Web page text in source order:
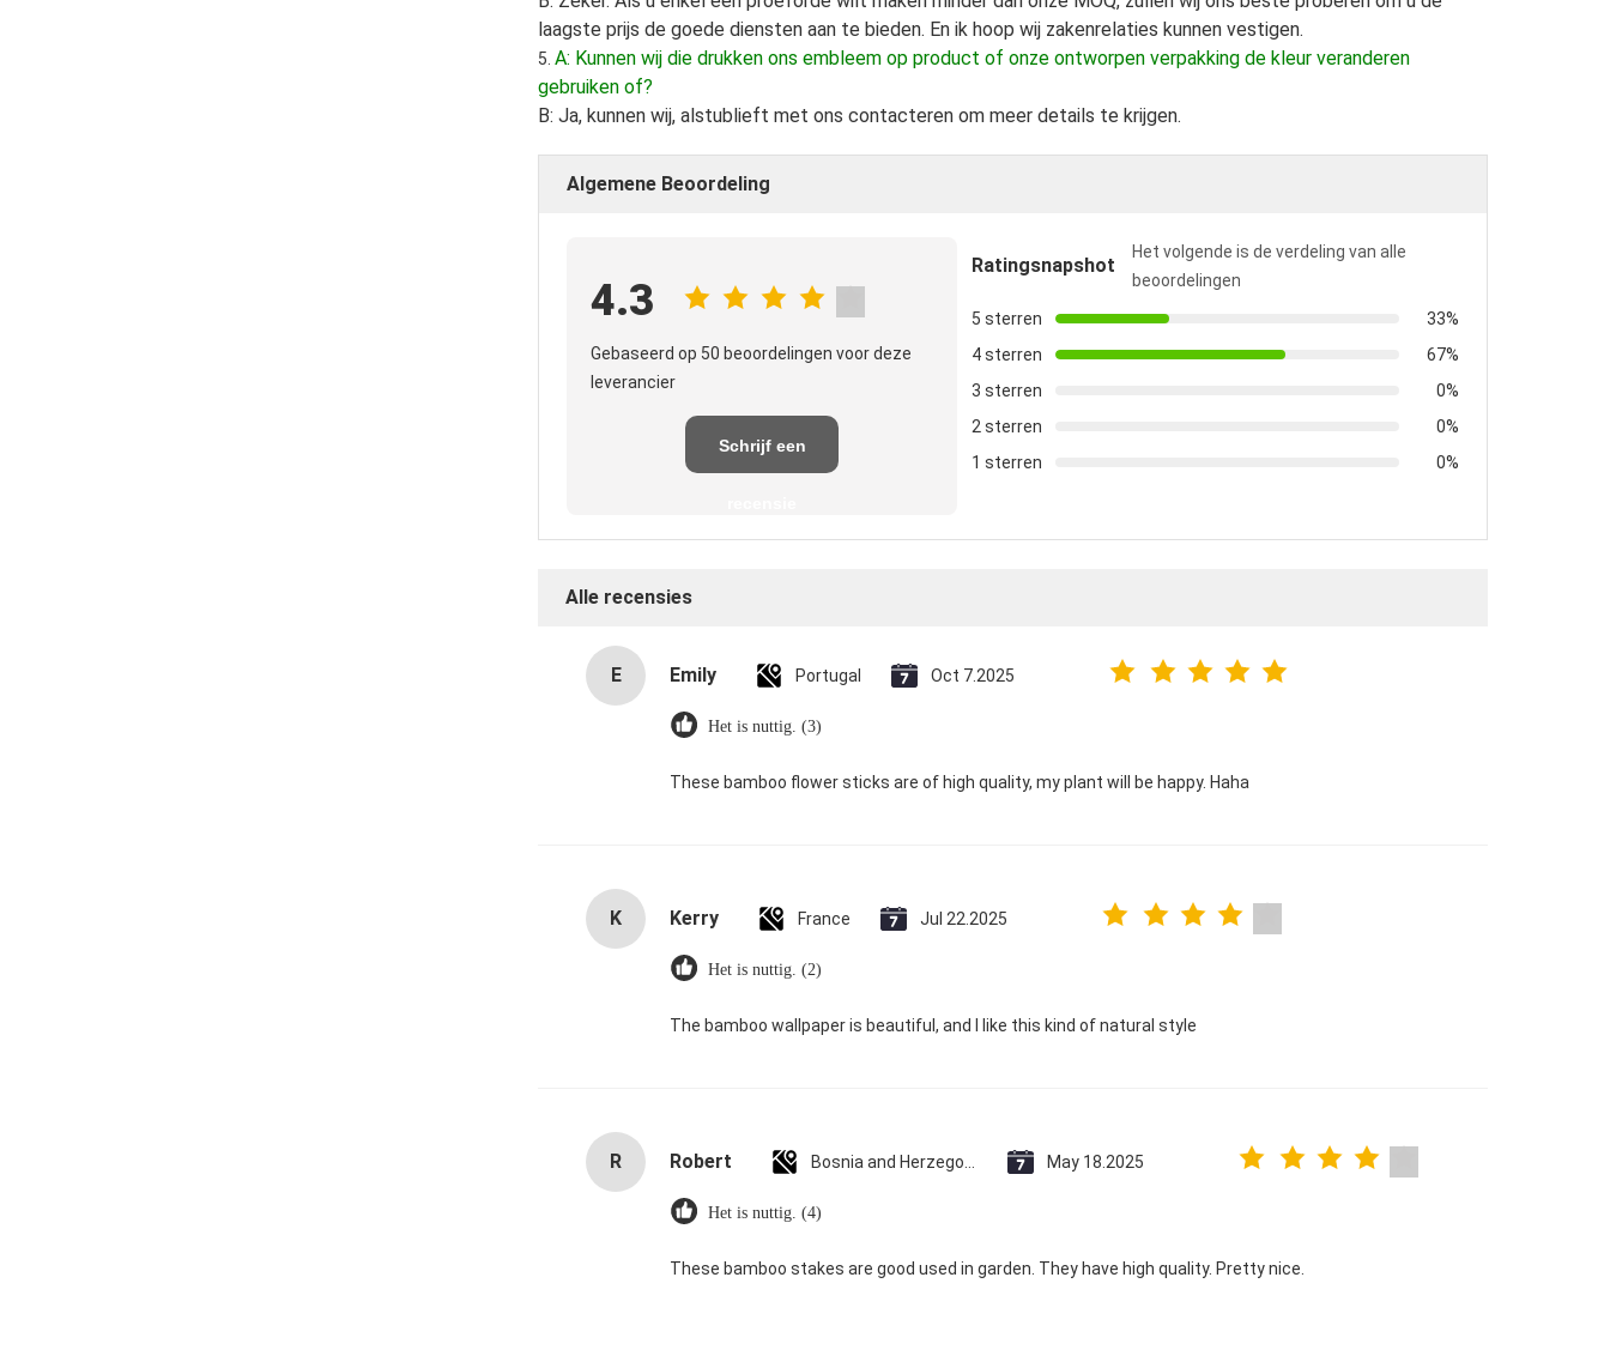
laagste prijs de goede diensten aan te bieden. En ik hoop wij zakenrelaties kunnen vestigen.
5. A: Kunnen wij die drukken ons embleem op product of onze ontworpen verpakking de kleur veranderen
gebruiken of?
B: Ja, kunnen wij, alstublieft met ons contacteren om meer details te krijgen.
Algemene Beoordeling
4.3
Gebaseerd op 50 beoordelingen voor deze
leverancier
Schrijf een
Ratingsnapshot
Het volgende is de verdeling van alle
beoordelingen
5 sterren
33%
4 sterren
67%
3 sterren
0%
2 sterren
0%
1 sterren
0%
Alle recensies
E Emily Portugal Oct 7.2025
Het is nuttig. (3)
These bamboo flower sticks are of high quality, my plant will be happy. Haha
K Kerry France Jul 22.2025
Het is nuttig. (2)
The bamboo wallpaper is beautiful, and I like this kind of natural style
R Robert May 18.2025
Het is nuttig. (4)
These bamboo stakes are good used in garden. They have high quality. Pretty nice.